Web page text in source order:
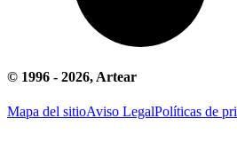
© 1996 - 2026, Artear
Mapa del sitioAviso LegalPolíticas de